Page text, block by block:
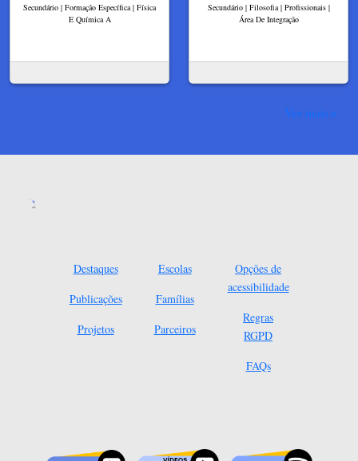
Secundário | Formação Específica | Física
E Química A
Secundário | Filosofia | Profissionais |
Área De Integração
Ver mais
Destaques
Publicações
Projetos
Escolas
Famílias
Parceiros
Opções de
acessibilidade
Regras
RGPD
FAQs